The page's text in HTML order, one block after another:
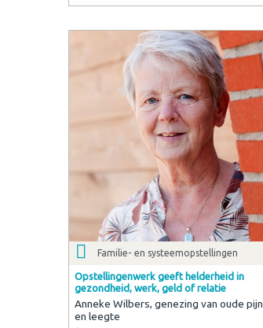
Familie- en systeemopstellingen
Opstellingenwerk geeft helderheid in
gezondheid, werk, geld of relatie
Anneke Wilbers, genezing van oude pijn
en leegte